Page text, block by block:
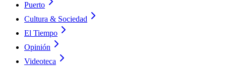
Puerto
Cultura & Sociedad
El Tiempo
Opinión
Videoteca